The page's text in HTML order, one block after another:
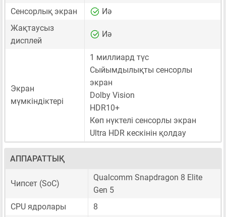
Сенсорлық экран
Иә
Жақтаусыз
дисплей
Иә
Экран
мүмкіндіктері
1 миллиард түс
Сыйымдылықты сенсорлы
экран
Dolby Vision
HDR10+
Көп нүктелі сенсорлы экран
Ultra HDR кескінін қолдау
АППАРАТТЫҚ
Чипсет (SoC)
Qualcomm Snapdragon 8 Elite
Gen 5
CPU ядролары
8